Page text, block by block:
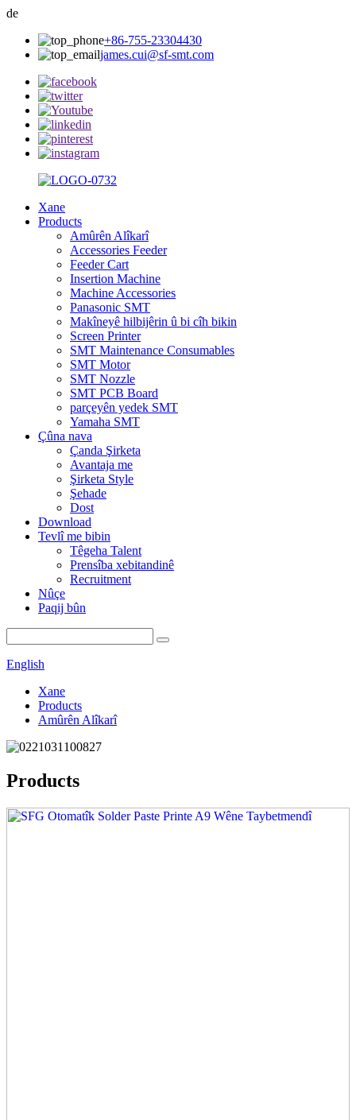
de
+86-755-23304430
james.cui@sf-smt.com
Xane
Products
Amûrên Alîkarî
Accessories Feeder
Feeder Cart
Insertion Machine
Machine Accessories
Panasonic SMT
Makîneyê hilbijêrin û bi cîh bikin
Screen Printer
SMT Maintenance Consumables
SMT Motor
SMT Nozzle
SMT PCB Board
parçeyên yedek SMT
Yamaha SMT
Çûna nava
Çanda Şirketa
Avantaja me
Şirketa Style
Şehade
Dost
Download
Tevlî me bibin
Têgeha Talent
Prensîba xebitandinê
Recruitment
Nûçe
Paqij bûn
English
Xane
Products
Amûrên Alîkarî
Products